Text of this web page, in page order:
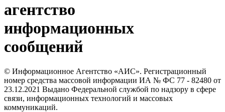
агентство
информационных
сообщений
© Информационное Агентство «АИС». Регистрационный
номер средства массовой информации ИА № ФС 77 - 82480 от
23.12.2021 Выдано Федеральной службой по надзору в сфере
связи, информационных технологий и массовых
коммуникаций.